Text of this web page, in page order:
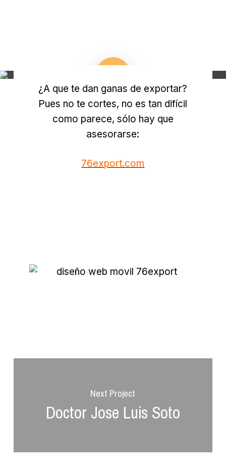
Play Video
¿A que te dan ganas de exportar?
Pues no te cortes, no es tan difícil
como parece, sólo hay que
asesorarse:
76export.com
Next Project
Doctor Jose Luis Soto